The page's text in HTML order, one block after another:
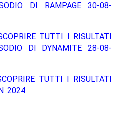
DI RAMPAGE 30-08-
TUTTI I RISULTATI
DI DYNAMITE 28-08-
TUTTI I RISULTATI
2024.